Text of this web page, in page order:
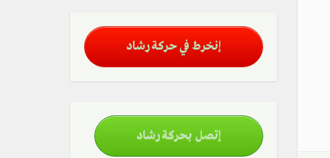
إنخرط في حركة رشاد
إتصل بحركة رشاد